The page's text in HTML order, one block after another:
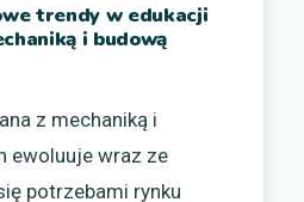
trendy w edukacji
i budową
z mechaniką i
ewoluuje wraz ze
potrzebami rynku